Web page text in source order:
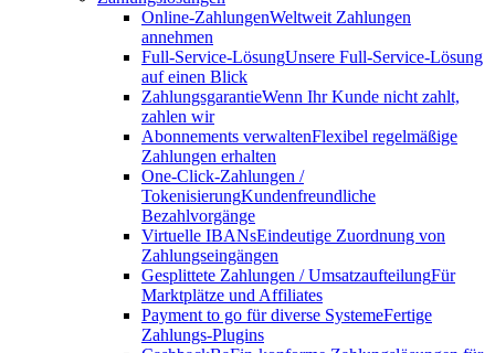
Online-ZahlungenWeltweit Zahlungen
annehmen
Full-Service-LösungUnsere Full-Service-Lösung
auf einen Blick
ZahlungsgarantieWenn Ihr Kunde nicht zahlt,
zahlen wir
Abonnements verwaltenFlexibel regelmäßige
Zahlungen erhalten
One-Click-Zahlungen /
TokenisierungKundenfreundliche
Bezahlvorgänge
Virtuelle IBANsEindeutige Zuordnung von
Zahlungseingängen
Gesplittete Zahlungen / UmsatzaufteilungFür
Marktplätze und Affiliates
Payment to go für diverse SystemeFertige
Zahlungs-Plugins